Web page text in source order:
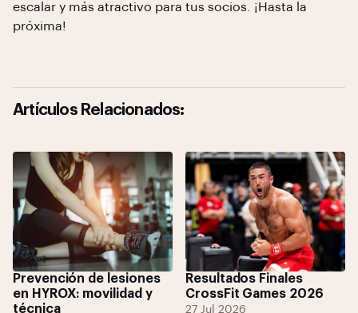
escalar y más atractivo para tus socios. ¡Hasta la
próxima!
Artículos Relacionados:
Prevención de lesiones
en HYROX: movilidad y
técnica
Resultados Finales
CrossFit Games 2026
27 Jul 2026